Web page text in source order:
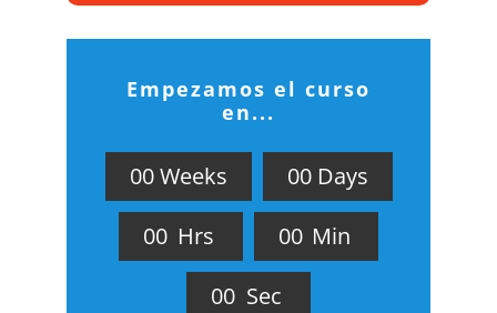
Empezamos el curso
en...
00 Weeks 00 Days
00 Hrs 00 Min
00 Sec